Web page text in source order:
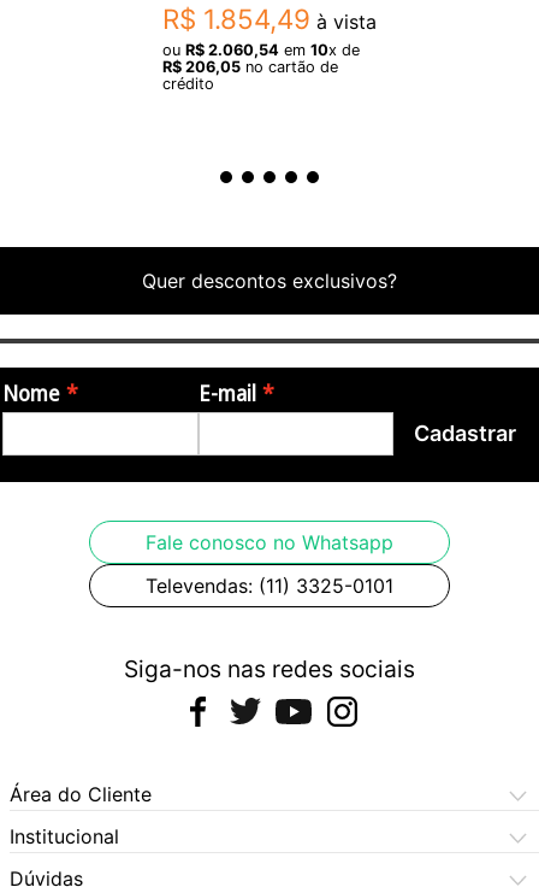
R$ 1.854,49 à vista
ou R$ 2.060,54 em 10x de
R$ 206,05 no cartão de
crédito
Quer descontos exclusivos?
Nome E-mail
Cadastrar
Fale conosco no Whatsapp
Televendas: (11) 3325-0101
Siga-nos nas redes sociais
Área do Cliente
Meus Pedidos
Meus Dados
Institucional
Central de Atendimento
Dúvidas